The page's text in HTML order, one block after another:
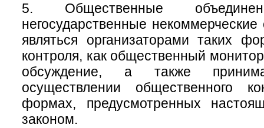
5. Общественные
негосударственные некоммерческие
являться организаторами таких
контроля, как общественный
обсуждение, а также
осуществлении общественного
формах, предусмотренных
законом.